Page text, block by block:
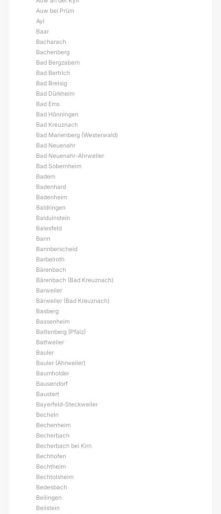
Auw bei Prüm
Ayl
Baar
Bacharach
Bachenberg
Bad Bergzabern
Bad Bertrich
Bad Breisig
Bad Dürkheim
Bad Ems
Bad Hönningen
Bad Kreuznach
Bad Marienberg (Westerwald)
Bad Neuenahr
Bad Neuenahr-Ahrweiler
Bad Sobernheim
Badem
Badenhard
Badenheim
Baldringen
Balduinstein
Balesfeld
Bann
Bannberscheid
Barbelroth
Bärenbach
Bärenbach (Bad Kreuznach)
Barweiler
Bärweiler (Bad Kreuznach)
Basberg
Bassenheim
Battenberg (Pfalz)
Battweiler
Bauler
Bauler (Ahrweiler)
Baumholder
Bausendorf
Baustert
Bayerfeld-Steckweiler
Becheln
Bechenheim
Becherbach
Becherbach bei Kirn
Bechhofen
Bechtheim
Bechtolsheim
Bedesbach
Beilingen
Beilstein